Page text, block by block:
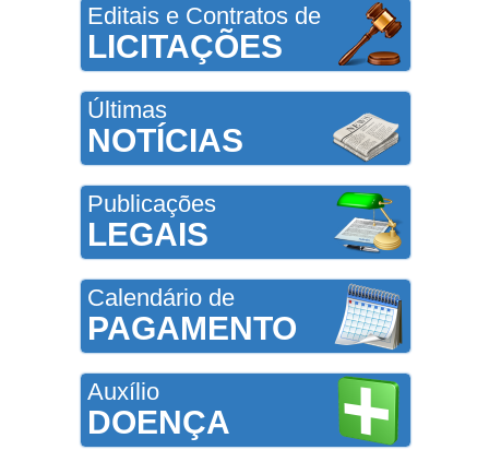
Editais e Contratos de
LICITAÇÕES
Últimas
NOTÍCIAS
Publicações
LEGAIS
Calendário de
PAGAMENTO
Auxílio
DOENÇA